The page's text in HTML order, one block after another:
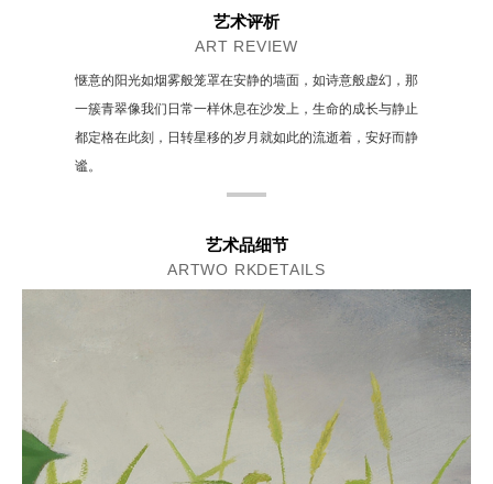
艺术评析
ART REVIEW
惬意的阳光如烟雾般笼罩在安静的墙面，如诗意般虚幻，那
一簇青翠像我们日常一样休息在沙发上，生命的成长与静止
都定格在此刻，日转星移的岁月就如此的流逝着，安好而静
谧。
艺术品细节
ARTWO RKDETAILS